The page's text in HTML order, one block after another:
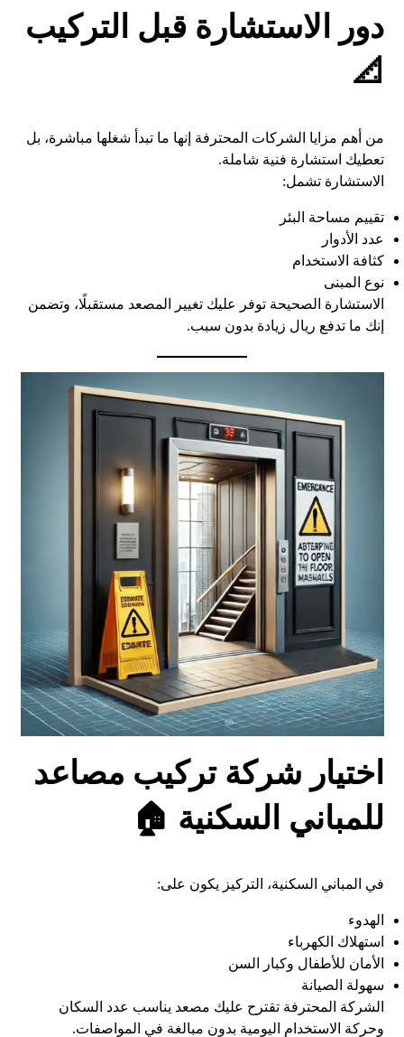
دور الاستشارة قبل التركيب
📐
من أهم مزايا الشركات المحترفة إنها ما تبدأ شغلها مباشرة، بل
تعطيك استشارة فنية شاملة.
الاستشارة تشمل:
تقييم مساحة البئر
عدد الأدوار
كثافة الاستخدام
نوع المبنى
الاستشارة الصحيحة توفر عليك تغيير المصعد مستقبلًا، وتضمن
إنك ما تدفع ريال زيادة بدون سبب.
اختيار شركة تركيب مصاعد
للمباني السكنية 🏠
في المباني السكنية، التركيز يكون على:
الهدوء
استهلاك الكهرباء
الأمان للأطفال وكبار السن
سهولة الصيانة
الشركة المحترفة تقترح عليك مصعد يناسب عدد السكان
وحركة الاستخدام اليومية بدون مبالغة في المواصفات.